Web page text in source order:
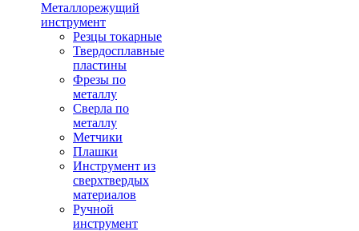
Металлорежущий
инструмент
Резцы токарные
Твердосплавные
пластины
Фрезы по
металлу
Сверла по
металлу
Метчики
Плашки
Инструмент из
сверхтвердых
материалов
Ручной
инструмент